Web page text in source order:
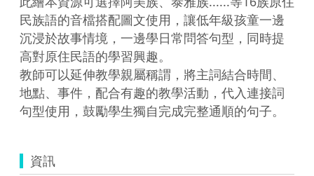
民族語的音檔搭配圖文使用，讓低年級孩童一邊
沉浸於故事情境，一邊學日常問答句型，同時提
高對原住民語的學習興趣。
教師可以延伸教學親屬稱謂，將主詞結合時間、
地點、事件，配合有趣的教學活動，代入連接詞
句型使用，鼓勵學生獨自完成完整通順的句子。
資訊